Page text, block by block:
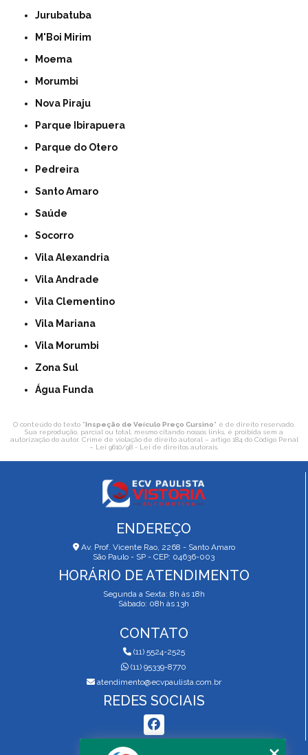
Jurubatuba
M'Boi Mirim
Moema
Morumbi
Nova Piraju
Parque Ibirapuera
Parque do Otero
Pedreira
Santo Amaro
Saúde
Socorro
Vila Alexandria
Vila Andrade
Vila Clementino
Vila Mariana
Vila Morumbi
Zona Sul
Água Funda
O conteúdo do texto " Inspeção de Veículo Preço Cursino" é de direito reservado.
Sua reprodução, parcial ou total, mesmo citando nossos links, é proibida sem a
autorização do autor. Crime de violação de direito autoral – artigo 184 do Código Penal
– Lei 9610/98 - Lei de direitos autorais.
ENDEREÇO
Av. Prof. Vicente Rao, 2268 - Santo Amaro
São Paulo - SP - CEP: 04636-003
HORÁRIO DE ATENDIMENTO
Segunda a Sexta: 8h às 18h
Sábado: 08h às 13h
CONTATO
(11) 5524-2525
(11) 95339-8770
atendimento@ecvpaulista.com.br
REDES SOCIAIS